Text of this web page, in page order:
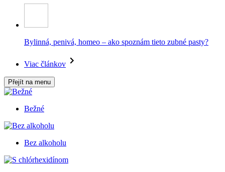
Bylinná, penivá, homeo – ako spoznám tieto zubné pasty?
Viac článkov
Přejít na menu
Bežné
Bez alkoholu